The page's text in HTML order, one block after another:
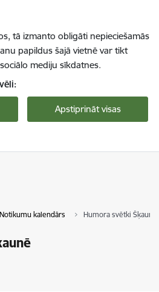
tā izmanto obligāti nepieciešamās
papildus šajā vietnē var tikt
mediju sīkdatnes.
Apstiprināt visas
Notikumu kalendārs Humora svētki Šķaunē